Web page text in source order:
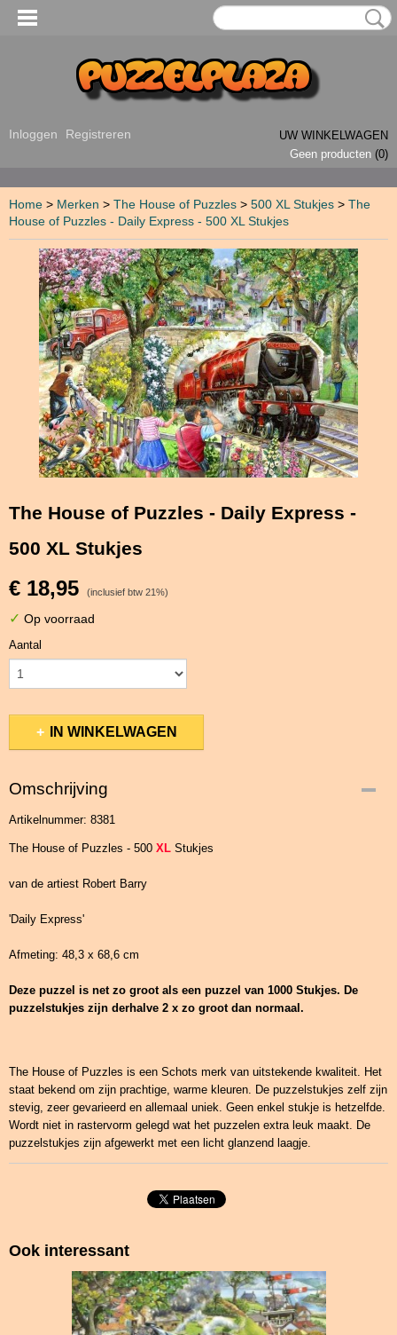
Inloggen Registreren
UW WINKELWAGEN
Geen producten (0)
Home > Merken > The House of Puzzles > 500 XL Stukjes > The
House of Puzzles - Daily Express - 500 XL Stukjes
The House of Puzzles - Daily Express -
500 XL Stukjes
€ 18,95 (inclusief btw 21%)
✓ Op voorraad
Aantal
IN WINKELWAGEN
Omschrijving
Artikelnummer: 8381
The House of Puzzles - 500 XL Stukjes
van de artiest Robert Barry
'Daily Express'
Afmeting: 48,3 x 68,6 cm
Deze puzzel is net zo groot als een puzzel van 1000 Stukjes. De
puzzelstukjes zijn derhalve 2 x zo groot dan normaal.
The House of Puzzles is een Schots merk van uitstekende kwaliteit. Het
staat bekend om zijn prachtige, warme kleuren. De puzzelstukjes zelf zijn
stevig, zeer gevarieerd en allemaal uniek. Geen enkel stukje is hetzelfde.
Wordt niet in rastervorm gelegd wat het puzzelen extra leuk maakt. De
puzzelstukjes zijn afgewerkt met een licht glanzend laagje.
Ook interessant